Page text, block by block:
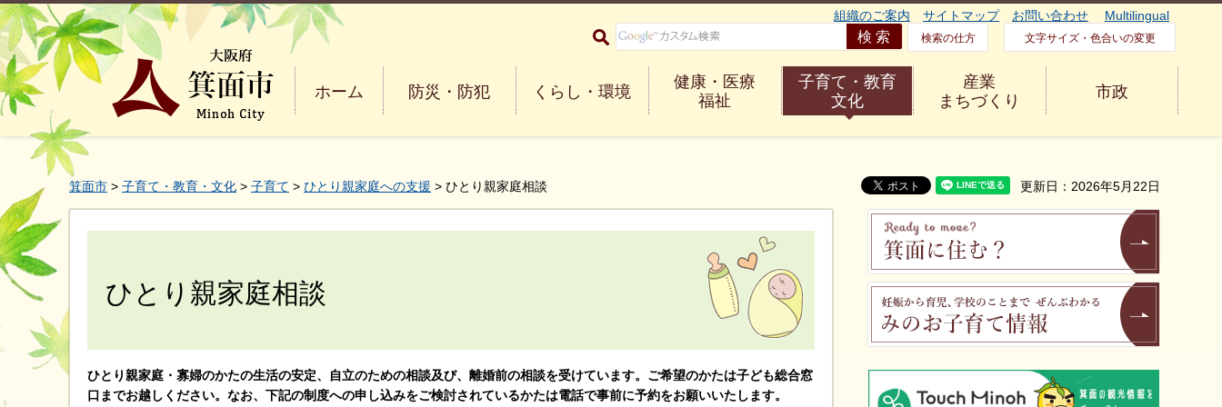
大阪府箕面市 Minoh City
組織のご案内 サイトマップ お問い合わせ Multilingual
検索の仕方 文字サイズ・色合いの変更
ホーム 防災・防犯 くらし・環境
健康・医療
福祉
子育て・教育
文化
産業
まちづくり
市政
箕面市 > 子育て・教育・文化 > 子育て > ひとり親家庭への支援 > ひとり親家庭相談 更新日：2026年5月22日
ひとり親家庭相談
ひとり親家庭・寡婦のかたの生活の安定、自立のための相談及び、離婚前の相談を受けています。ご希望のかたは子ども総合窓
口までお越しください。なお、下記の制度への申し込みをご検討されているかたは電話で事前に予約をお願いいたします。